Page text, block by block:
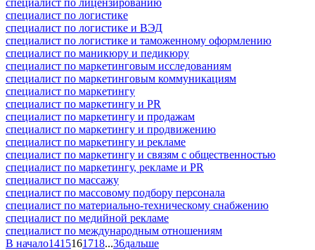
специалист по логистике
специалист по логистике и ВЭД
специалист по логистике и таможенному оформлению
специалист по маникюру и педикюру
специалист по маркетинговым исследованиям
специалист по маркетинговым коммуникациям
специалист по маркетингу
специалист по маркетингу и PR
специалист по маркетингу и продажам
специалист по маркетингу и продвижению
специалист по маркетингу и рекламе
специалист по маркетингу и связям с общественностью
специалист по маркетингу, рекламе и PR
специалист по массажу
специалист по массовому подбору персонала
специалист по материально-техническому снабжению
специалист по медийной рекламе
специалист по международным отношениям
В начало1415161718...36дальше